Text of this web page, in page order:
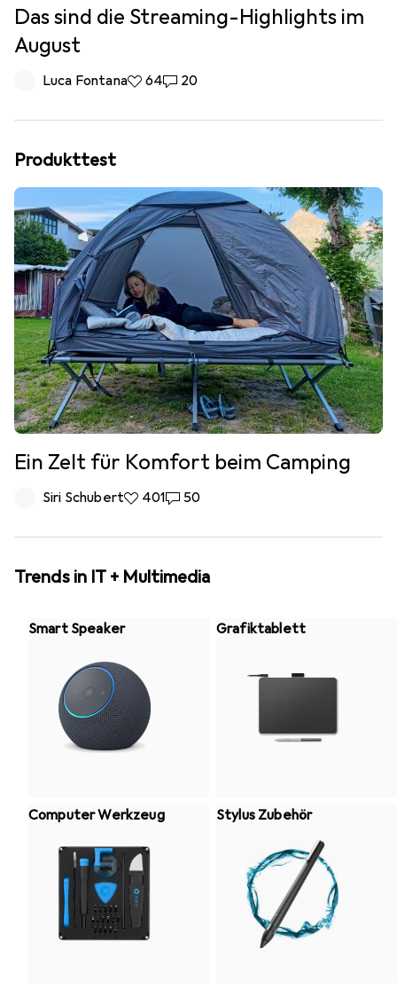
Das sind die Streaming-Highlights im
August
Luca Fontana64 Likes
6420 Kommentare
20
Produkttest
Ein Zelt für Komfort beim Camping
Siri Schubert401 Likes
40150 Kommentare
50
Trends in IT + Multimedia
Smart Speaker Grafiktablett
Computer Werkzeug Stylus Zubehör